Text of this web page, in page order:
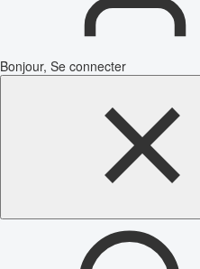
Bonjour, Se connecter